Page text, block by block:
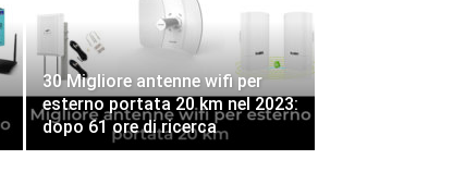
30 Migliore antenne wifi per
esterno portata 20 km nel 2023:
dopo 61 ore di ricerca